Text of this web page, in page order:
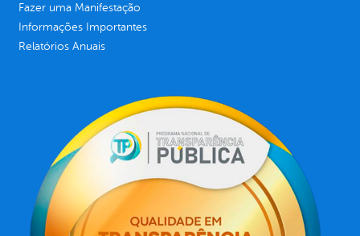
Fazer uma Manifestação
Informações Importantes
Relatórios Anuais